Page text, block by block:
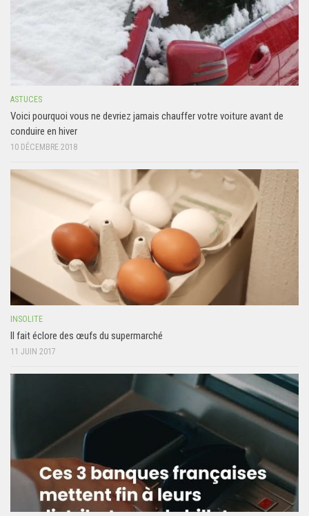
ASTUCES
Voici pourquoi vous ne devriez jamais chauffer votre voiture avant de
conduire en hiver
10 DÉCEMBRE 2018
INSOLITE
Il fait éclore des œufs du supermarché
11 JUIN 2017